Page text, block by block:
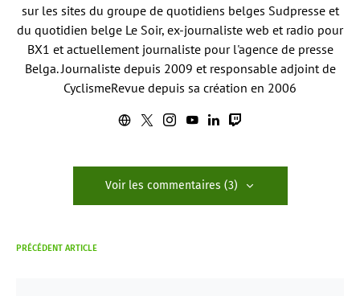
sur les sites du groupe de quotidiens belges Sudpresse et
du quotidien belge Le Soir, ex-journaliste web et radio pour
BX1 et actuellement journaliste pour l'agence de presse
Belga. Journaliste depuis 2009 et responsable adjoint de
CyclismeRevue depuis sa création en 2006
Voir les commentaires (3)
PRÉCÉDENT ARTICLE